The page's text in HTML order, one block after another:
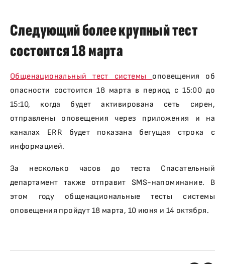
Следующий более крупный тест
состоится 18 марта
Общенациональный тест системы оповещения об
опасности состоится 18 марта в период с 15:00 до
15:10, когда будет активирована сеть сирен,
отправлены оповещения через приложения и на
каналах ERR будет показана бегущая строка с
информацией.
За несколько часов до теста Спасательный
департамент также отправит SMS-напоминание. В
этом году общенациональные тесты системы
оповещения пройдут 18 марта, 10 июня и 14 октября.